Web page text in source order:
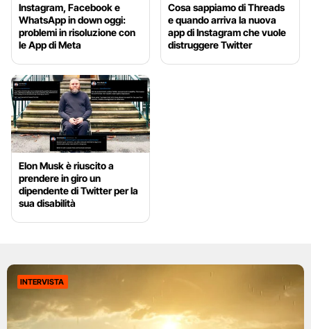
Instagram, Facebook e
WhatsApp in down oggi:
problemi in risoluzione con
le App di Meta
Cosa sappiamo di Threads
e quando arriva la nuova
app di Instagram che vuole
distruggere Twitter
Elon Musk è riuscito a
prendere in giro un
dipendente di Twitter per la
sua disabilità
INTERVISTA